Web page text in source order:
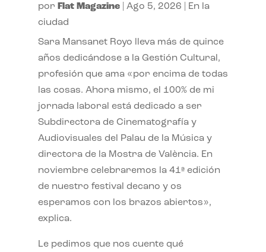
por Flat Magazine| Ago 5, 2026
En la
ciudad
Sara Mansanet Royo lleva más de quince
años dedicándose a la Gestión Cultural,
profesión que ama «por encima de todas
las cosas. Ahora mismo, el 100% de mi
jornada laboral está dedicado a ser
Subdirectora de Cinematografía y
Audiovisuales del Palau de la Música y
directora de la Mostra de València. En
noviembre celebraremos la 41ª edición
de nuestro festival decano y os
esperamos con los brazos abiertos»,
explica.
Le pedimos que nos cuente qué